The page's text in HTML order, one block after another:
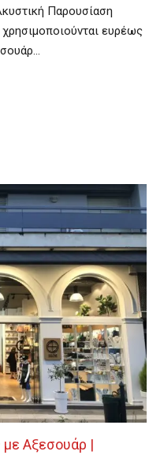
Παρουσίαση
ευρέως
με Αξεσουάρ |